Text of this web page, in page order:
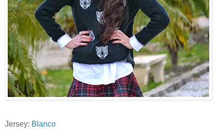
Jersey: Blanco